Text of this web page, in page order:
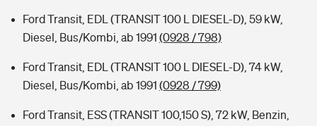
Ford Transit, EDL (TRANSIT 100 L DIESEL-D), 59 kW,
Diesel, Bus/Kombi, ab 1991 (0928 / 798)
Ford Transit, EDL (TRANSIT 100 L DIESEL-D), 74 kW,
Diesel, Bus/Kombi, ab 1991 (0928 / 799)
Ford Transit, ESS (TRANSIT 100,150 S), 72 kW, Benzin,